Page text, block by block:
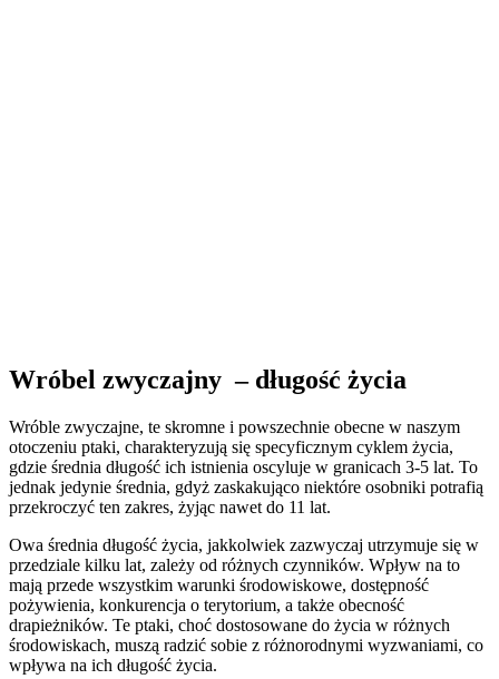
Wróbel zwyczajny – długość życia
Wróble zwyczajne, te skromne i powszechnie obecne w naszym
otoczeniu ptaki, charakteryzują się specyficznym cyklem życia,
gdzie średnia długość ich istnienia oscyluje w granicach 3-5 lat. To
jednak jedynie średnia, gdyż zaskakująco niektóre osobniki potrafią
przekroczyć ten zakres, żyjąc nawet do 11 lat.
Owa średnia długość życia, jakkolwiek zazwyczaj utrzymuje się w
przedziale kilku lat, zależy od różnych czynników. Wpływ na to
mają przede wszystkim warunki środowiskowe, dostępność
pożywienia, konkurencja o terytorium, a także obecność
drapieżników. Te ptaki, choć dostosowane do życia w różnych
środowiskach, muszą radzić sobie z różnorodnymi wyzwaniami, co
wpływa na ich długość życia.